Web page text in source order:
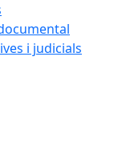
i judicials